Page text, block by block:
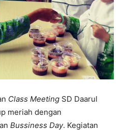
Class Meeting SD Daarul
meriah dengan
Bussiness Day. Kegiatan